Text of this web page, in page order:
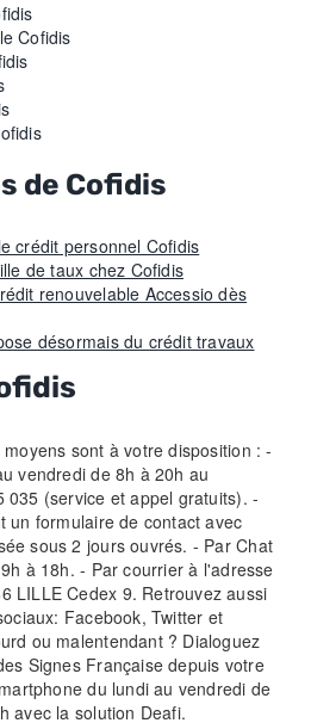
Cofidis
de Cofidis
crédit personnel Cofidis
de taux chez Cofidis
renouvelable Accessio dès
désormais du crédit travaux
sont à votre disposition : -
vendredi de 8h à 20h au
035 (service et appel gratuits). -
un formulaire de contact avec
sous 2 jours ouvrés. - Par Chat
à 18h. - Par courrier à l'adresse
LILLE Cedex 9. Retrouvez aussi
Facebook, Twitter et
ou malentendant ? Dialoguez
Signes Française depuis votre
du lundi au vendredi de
avec la solution Deafi.